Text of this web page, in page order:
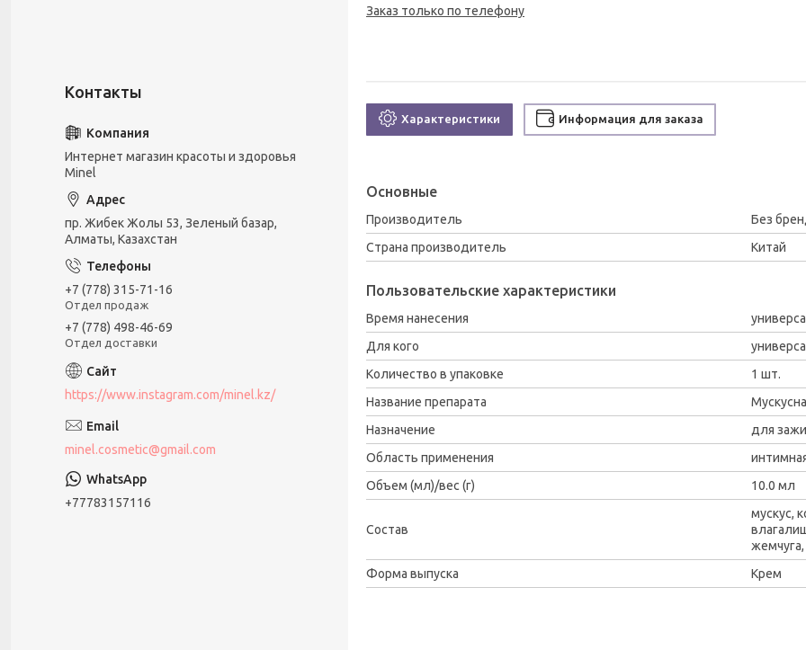
Заказ только по телефону
Характеристики Информация для заказа
Основные
Производитель
Без
Страна производитель
Китай
Пользовательские характеристики
Время нанесения
Для кого
Количество в упаковке
1 шт.
Название препарата
Назначение
для
Область применения
Объем (мл)/вес (г)
10.0 мл
Состав
мускус,
Форма выпуска
Крем
Интернет магазин красоты и здоровья
Minel
пр. Жибек Жолы 53, Зеленый базар,
Алматы, Казахстан
+7 (778) 315-71-16
Отдел продаж
+7 (778) 498-46-69
Отдел доставки
https://www.instagram.com/minel.kz/
minel.cosmetic@gmail.com
+77783157116